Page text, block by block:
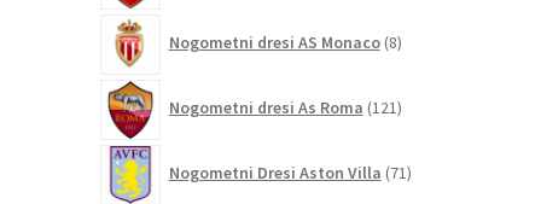
Nogometni dresi AS Monaco 8izdelkov
Nogometni dresi As Roma 121izdelkov
Nogometni Dresi Aston Villa 71izdelkov